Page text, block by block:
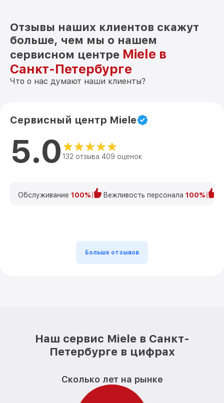
Отзывы наших клиентов скажут
больше, чем мы о нашем
сервисном центре Miele в
Санкт-Петербурге
Что о нас думают наши клиенты?
Сервисный центр Miele
5.0 132 отзыва 409 оценок
Обслуживание 100% Вежливость персонала 100%
Больше отзывов
Наш сервис Miele в Санкт-
Петербурге в цифрах
Сколько лет на рынке